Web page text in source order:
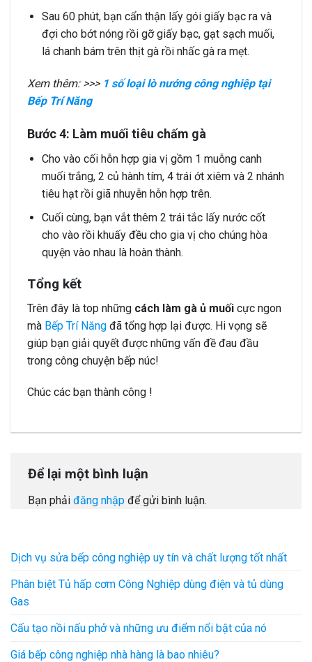
Sau 60 phút, bạn cẩn thận lấy gói giấy bạc ra và
đợi cho bớt nóng rồi gỡ giấy bạc, gạt sạch muối,
lá chanh bám trên thịt gà rồi nhấc gà ra mẹt.
Xem thêm: >>>1 số loại lò nướng công nghiệp tại
Bếp Trí Năng
Bước 4: Làm muối tiêu chấm gà
Cho vào cối hỗn hợp gia vị gồm 1 muỗng canh
muối trắng, 2 củ hành tím, 4 trái ớt xiêm và 2 nhánh
tiêu hạt rồi giã nhuyễn hỗn hợp trên.
Cuối cùng, bạn vắt thêm 2 trái tắc lấy nước cốt
cho vào rồi khuấy đều cho gia vị cho chúng hòa
quyện vào nhau là hoàn thành.
Tổng kết
Trên đây là top những cách làm gà ủ muối cực ngon
mà Bếp Trí Năng đã tổng hợp lại được. Hi vọng sẽ
giúp bạn giải quyết được những vấn đề đau đầu
trong công chuyện bếp núc!
Chúc các bạn thành công !
Để lại một bình luận
Bạn phải đăng nhập để gửi bình luận.
Dịch vụ sửa bếp công nghiệp uy tín và chất lượng tốt nhất
Phân biệt Tủ hấp cơm Công Nghiệp dùng điện và tủ dùng
Gas
Cấu tạo nồi nấu phở và những ưu điểm nổi bật của nó
Giá bếp công nghiệp nhà hàng là bao nhiêu?